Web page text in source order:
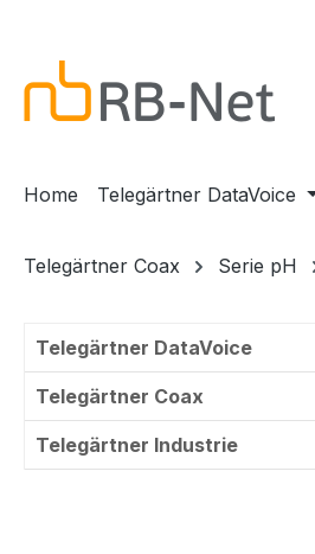
Home Telegärtner DataVoice
Telegärtner Coax Serie pH
Telegärtner DataVoice
Telegärtner Coax
Telegärtner Industrie